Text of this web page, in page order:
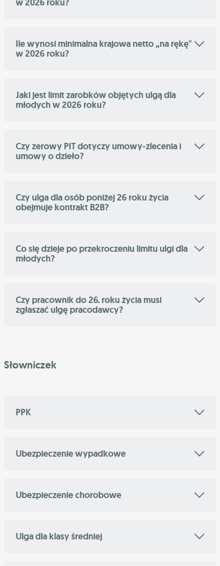
w 2026 roku?
Ile wynosi minimalna krajowa netto „na rękę"
w 2026 roku?
Jaki jest limit zarobków objętych ulgą dla
młodych w 2026 roku?
Czy zerowy PIT dotyczy umowy-zlecenia i
umowy o dzieło?
Czy ulga dla osób poniżej 26 roku życia
obejmuje kontrakt B2B?
Co się dzieje po przekroczeniu limitu ulgi dla
młodych?
Czy pracownik do 26. roku życia musi
zgłaszać ulgę pracodawcy?
Słowniczek
PPK
Ubezpieczenie wypadkowe
Ubezpieczenie chorobowe
Ulga dla klasy średniej